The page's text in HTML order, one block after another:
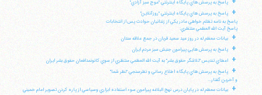
پاسخ به پرسش هاي پايگاه اينترنتي "موج سبز آزادي"
+
پاسخ به پرسش هاي پايگاه اينترنتي "روزآنلاين"
پاسخ به نامه تظلم خواهي مادر يكي از زندانيان حوادث پس از انتخابات
پاسخ آيت الله العظمي منتظري:
+ بيانات معظم له در روز عيد سعيد قربان در جمع علاقه مندان
+ پاسخ به پرسش هايي پيرامون جنبش سبز مردم ايران
+ اعطاي تنديس "تلاشگر حقوق بشر" به آيت الله العظمي منتظري از سوي كانونمدافعان حقوق بشر ايران
+
پاسخ به پرسش هاي پايگاه اطلاع رساني و نظرسنجي "نظر شما"
و آخرين گفتار...
+ بيانات معظم له در پايان درس نهج البلاغه پيرامون سوء استفاده ابزاري وسياسي از پاره كردن تصوير امام خميني